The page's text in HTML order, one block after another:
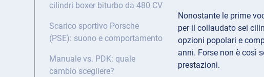
cilindri boxer biturbo da 480 CV
Scarico sportivo Porsche
(PSE): suono e comportamento
Manuale vs. PDK: quale
cambio scegliere?
Nonostante le prime
per il collaudato sei
opzioni popolari e
anni. Forse non è così
prestazioni.